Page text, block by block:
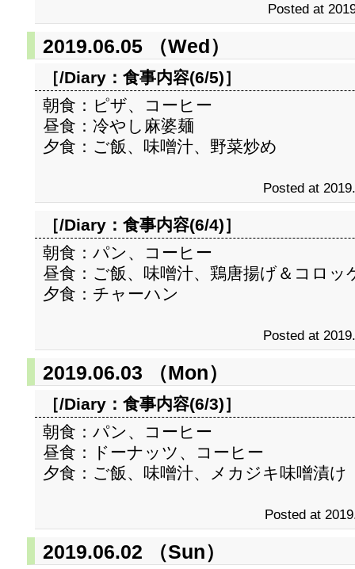
Posted at
2019.06.05 （Wed）
［/Diary： 食事内容(6/5)］
朝食：ピザ、コーヒー
昼食：冷やし麻婆麺
夕食：ご飯、味噌汁、野菜炒め
Posted at
［/Diary： 食事内容(6/4)］
朝食：パン、コーヒー
昼食：ご飯、味噌汁、鶏唐揚げ＆コロッ
夕食：チャーハン
Posted at
2019.06.03 （Mon）
［/Diary： 食事内容(6/3)］
朝食：パン、コーヒー
昼食：ドーナッツ、コーヒー
夕食：ご飯、味噌汁、メカジキ味噌漬け
Posted at
2019.06.02 （Sun）